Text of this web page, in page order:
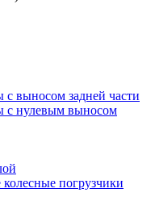
с выносом задней части
с нулевым выносом
погрузчики